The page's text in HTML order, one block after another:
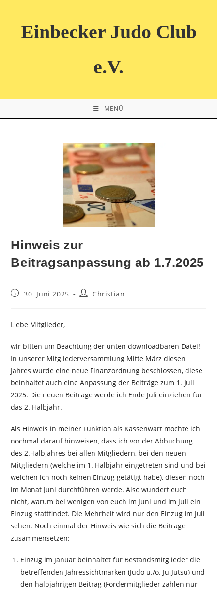
springenEinbecker Judo Club
e.V.
MENÜ
Hinweis zur
Beitragsanpassung ab 1.7.2025
Beitrag30. Juni 2025
Beitrags-
Christian
Liebe Mitglieder,
wir bitten um Beachtung der unten downloadbaren Datei!
In unserer Mitgliederversammlung Mitte März diesen
Jahres wurde eine neue Finanzordnung beschlossen, diese
beinhaltet auch eine Anpassung der Beiträge zum 1. Juli
2025. Die neuen Beiträge werde ich Ende Juli einziehen für
das 2. Halbjahr.
Als Hinweis in meiner Funktion als Kassenwart möchte ich
nochmal darauf hinweisen, dass ich vor der Abbuchung
des 2.Halbjahres bei allen Mitgliedern, bei den neuen
Mitgliedern (welche im 1. Halbjahr eingetreten sind und bei
welchen ich noch keinen Einzug getätigt habe), diesen noch
im Monat Juni durchführen werde. Also wundert euch
nicht, warum bei wenigen von euch im Juni und im Juli ein
Einzug stattfindet. Die Mehrheit wird nur den Einzug im Juli
sehen. Noch einmal der Hinweis wie sich die Beiträge
zusammensetzen:
Einzug im Januar beinhaltet für Bestandsmitglieder die
betreffenden Jahressichtmarken (Judo u./o. Ju-Jutsu) und
den halbjährigen Beitrag (Fördermitglieder zahlen nur